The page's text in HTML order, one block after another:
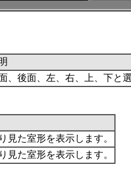
、後面、左、右、上、下と
見た室形を表示します。
見た室形を表示します。